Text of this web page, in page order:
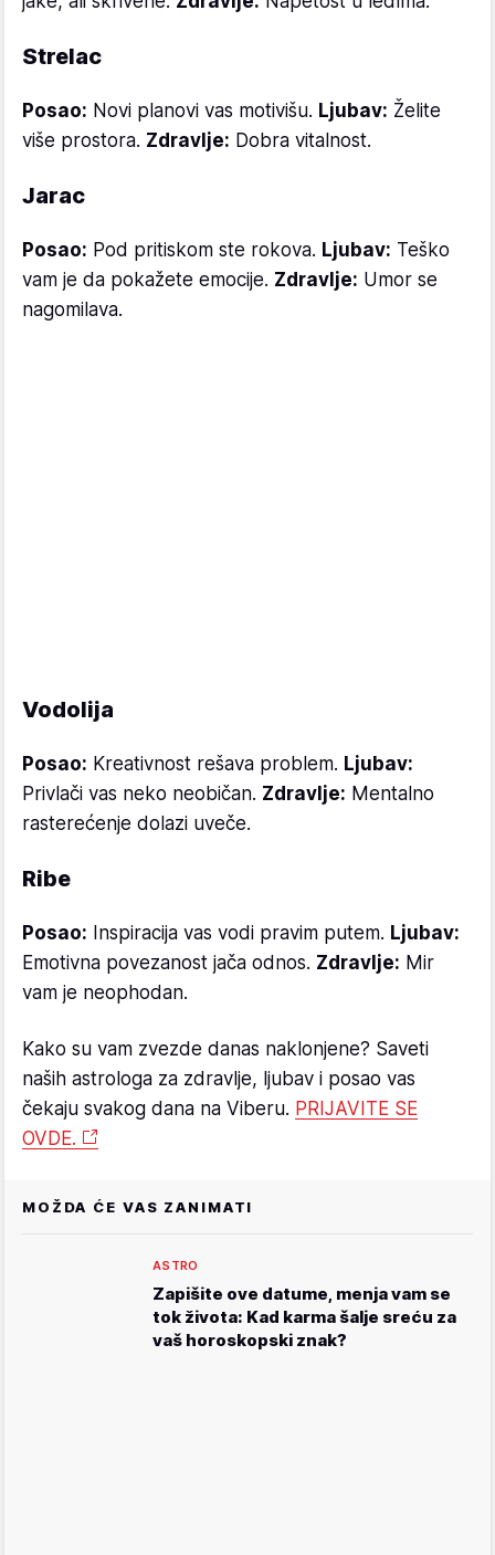
Strelac
Posao: Novi planovi vas motivišu. Ljubav: Želite
više prostora. Zdravlje: Dobra vitalnost.
Jarac
Posao: Pod pritiskom ste rokova. Ljubav: Teško
vam je da pokažete emocije. Zdravlje: Umor se
nagomilava.
Vodolija
Posao: Kreativnost rešava problem. Ljubav:
Privlači vas neko neobičan. Zdravlje: Mentalno
rasterećenje dolazi uveče.
Ribe
Posao: Inspiracija vas vodi pravim putem. Ljubav:
Emotivna povezanost jača odnos. Zdravlje: Mir
vam je neophodan.
Kako su vam zvezde danas naklonjene? Saveti
naših astrologa za zdravlje, ljubav i posao vas
čekaju svakog dana na Viberu. PRIJAVITE SE
OVDE.
MOŽDA ĆE VAS ZANIMATI
ASTRO
Zapišite ove datume, menja vam se
tok života: Kad karma šalje sreću za
vaš horoskopski znak?